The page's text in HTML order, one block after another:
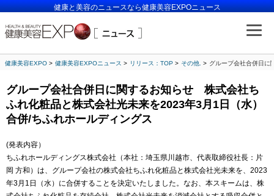
健康と美容のニュースなら健康美容EXPOニュース
健康美容EXPO 健康美容EXPOニュース リリース：TOP その他. グループ会社合併日
グループ会社合併日に関するお知らせ 株式会社ち
ふれ化粧品と株式会社光未来を2023年3月1日（水）
合併/ちふれホールディングス
(発表内容）
ちふれホールディングス株式会社（本社：埼玉県川越市、代表取締役社長：片
岡 方和）は、グループ会社の株式会社ちふれ化粧品と株式会社光未来を、2023
年3月1日（水）に合併することを決定いたしました。なお、本スキームは、株